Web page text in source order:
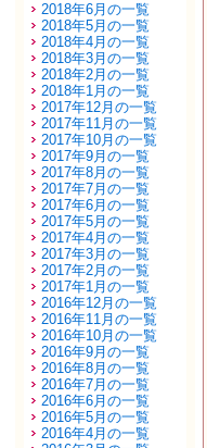
2018年6月の一覧
2018年5月の一覧
2018年4月の一覧
2018年3月の一覧
2018年2月の一覧
2018年1月の一覧
2017年12月の一覧
2017年11月の一覧
2017年10月の一覧
2017年9月の一覧
2017年8月の一覧
2017年7月の一覧
2017年6月の一覧
2017年5月の一覧
2017年4月の一覧
2017年3月の一覧
2017年2月の一覧
2017年1月の一覧
2016年12月の一覧
2016年11月の一覧
2016年10月の一覧
2016年9月の一覧
2016年8月の一覧
2016年7月の一覧
2016年6月の一覧
2016年5月の一覧
2016年4月の一覧